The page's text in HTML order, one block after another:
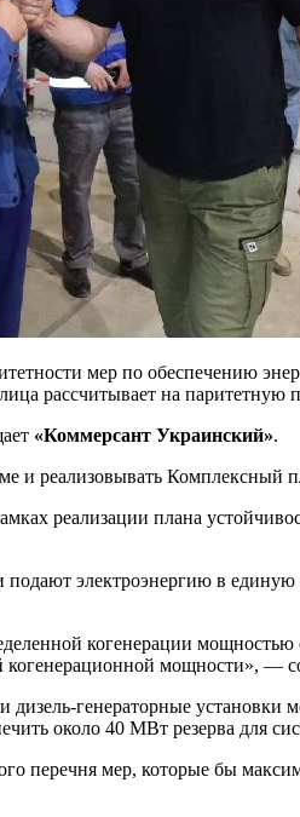
мер по обеспечению
рассчитывает на паритетную
«Коммерсант Украинский».
и реализовывать
реализации плана
электроэнергию в
когенерации
мощности», —
генераторные
около 40 МВт резерва для
перечня мер, которые бы